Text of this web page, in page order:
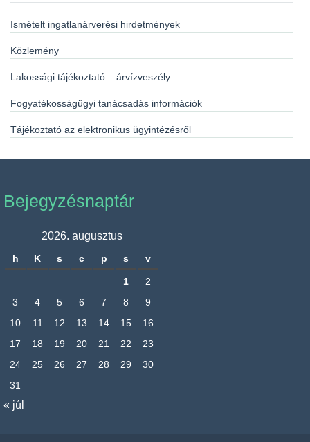
Ismételt ingatlanárverési hirdetmények
Közlemény
Lakossági tájékoztató – árvízveszély
Fogyatékosságügyi tanácsadás információk
Tájékoztató az elektronikus ügyintézésről
Bejegyzésnaptár
2026. augusztus
h K s c p s v
1
2
3
4 5 6 7 8
9
10
11 12 13 14 15
16
17
18 19 20 21 22
23
24
25 26 27 28 29
30
31
« júl